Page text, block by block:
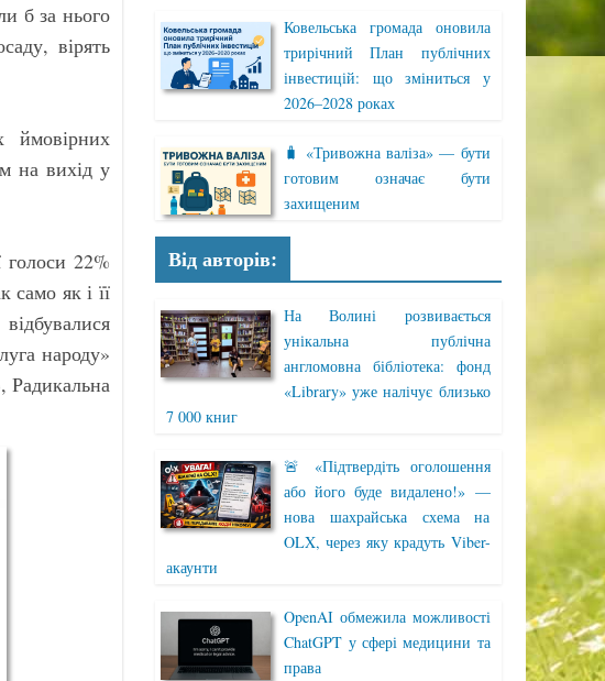
б за нього
вірять
ймовірних
на вихід у
голоси 22%
як і її
народу»
Радикальна
Ковельська громада оновила
трирічний План публічних
інвестицій: що зміниться у
2026–2028 роках
🧳 «Тривожна валіза» — бути
готовим означає бути
захищеним
Від авторів:
На Волині розвивається
унікальна публічна
англомовна бібліотека: фонд
«Library» уже налічує близько
7 000 книг
🚨 «Підтвердіть оголошення
або його буде видалено!» —
нова шахрайська схема на
OLX, через яку крадуть Viber-
акаунти
OpenAI обмежила можливості
ChatGPT у сфері медицини та
права